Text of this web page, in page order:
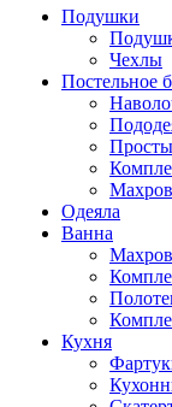
Подушки
Чехлы
Постельное
Одеяла
Ванна
Кухня